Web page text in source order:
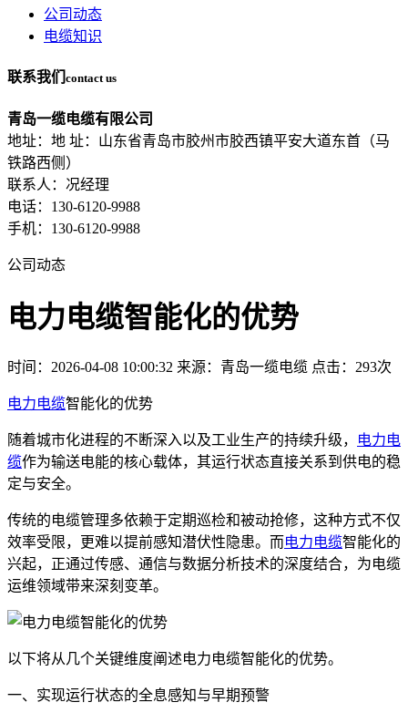
公司动态
电缆知识
联系我们 contact us
青岛一缆电缆有限公司
地址：地 址：山东省青岛市胶州市胶西镇平安大道东首（马
铁路西侧）
联系人：况经理
电话：130-6120-9988
手机：130-6120-9988
公司动态
电力电缆智能化的优势
时间：2026-04-08 10:00:32 来源：青岛一缆电缆 点击：293次
电力电缆智能化的优势
随着城市化进程的不断深入以及工业生产的持续升级，
电力电
缆作为输送电能的核心载体，其运行状态直接关系到供电的稳
定与安全。
传统的电缆管理多依赖于定期巡检和被动抢修，这种方式不仅
效率受限，更难以提前感知潜伏性隐患。而电力电缆智能化的
兴起，正通过传感、通信与数据分析技术的深度结合，为电缆
运维领域带来深刻变革。
以下将从几个关键维度阐述电力电缆智能化的优势。
一、实现运行状态的全息感知与早期预警